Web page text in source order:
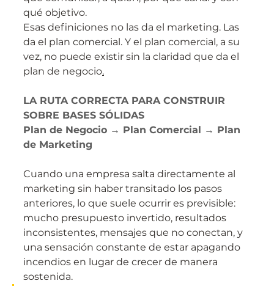
qué objetivo.
Esas definiciones no las da el marketing. Las
da el plan comercial. Y el plan comercial, a su
vez, no puede existir sin la claridad que da el
plan de negocio.
LA RUTA CORRECTA PARA CONSTRUIR
SOBRE BASES SÓLIDAS
Plan de Negocio → Plan Comercial → Plan
de Marketing
Cuando una empresa salta directamente al
marketing sin haber transitado los pasos
anteriores, lo que suele ocurrir es previsible:
mucho presupuesto invertido, resultados
inconsistentes, mensajes que no conectan, y
una sensación constante de estar apagando
incendios en lugar de crecer de manera
sostenida.